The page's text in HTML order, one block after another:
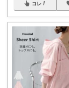
コレ